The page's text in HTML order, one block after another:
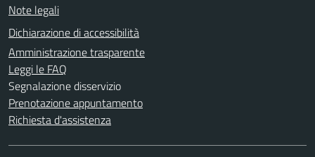
Note legali
Dichiarazione di accessibilità
Amministrazione trasparente
Leggi le FAQ
Segnalazione disservizio
Prenotazione appuntamento
Richiesta d'assistenza